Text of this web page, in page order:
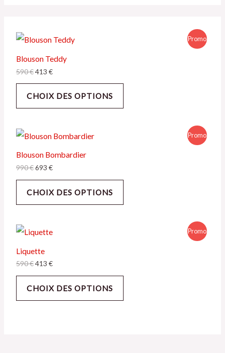
Blouson Teddy
Promo
590€413 €
CHOIX DES OPTIONS
Blouson Bombardier
Promo
990€693 €
CHOIX DES OPTIONS
Liquette
Promo
590€413 €
CHOIX DES OPTIONS